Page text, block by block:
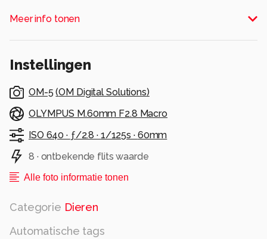
Alle rechten voorbehouden
Meer info tonen
Instellingen
OM-5 (OM Digital Solutions)
OLYMPUS M.60mm F2.8 Macro
ISO 640 · ƒ/2.8 · 1/125s · 60mm
8 · ontbekende flits waarde
Alle foto informatie tonen
Categorie Dieren
Automatische tags